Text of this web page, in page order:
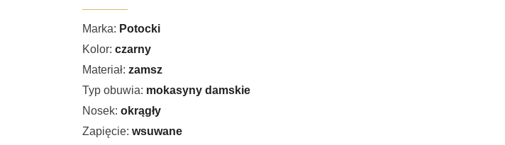
Marka: Potocki
Kolor:czarny
Materiał:zamsz
Typ obuwia: mokasyny damskie
Nosek:okrągły
Zapięcie:wsuwane